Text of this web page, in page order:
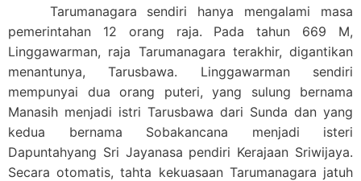
Tarumanagara sendiri hanya mengalami masa
pemerintahan 12 orang raja. Pada tahun 669 M,
Linggawarman, raja Tarumanagara terakhir, digantikan
menantunya, Tarusbawa. Linggawarman sendiri
mempunyai dua orang puteri, yang sulung bernama
Manasih menjadi istri Tarusbawa dari Sunda dan yang
kedua bernama Sobakancana menjadi isteri
Dapuntahyang Sri Jayanasa pendiri Kerajaan Sriwijaya.
Secara otomatis, tahta kekuasaan Tarumanagara jatuh